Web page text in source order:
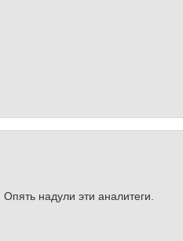
надули эти аналитеги.